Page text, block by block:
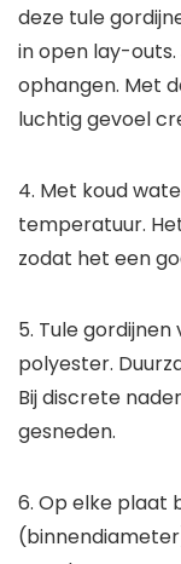
deze tule
in open lay-
ophangen. Met
luchtig gevoel
4. Met koud
temperatuur.
zodat het een
5. Tule gordijnen
polyester.
Bij discrete
gesneden.
6. Op elke plaat